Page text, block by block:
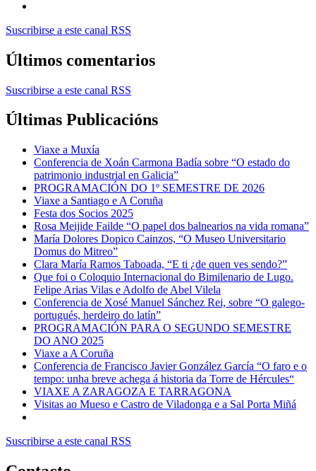
Suscribirse a este canal RSS
Últimos comentarios
Suscribirse a este canal RSS
Últimas Publicacións
Viaxe a Muxía
Conferencia de Xoán Carmona Badía sobre “O estado do
patrimonio industrial en Galicia”
PROGRAMACIÓN DO 1º SEMESTRE DE 2026
Viaxe a Santiago e A Coruña
Festa dos Socios 2025
Rosa Meijide Failde “O papel dos balnearios na vida romana”
María Dolores Dopico Cainzos, “O Museo Universitario
Domus do Mitreo”
Clara María Ramos Taboada, “E ti ¿de quen ves sendo?”
Que foi o Coloquio Internacional do Bimilenario de Lugo.
Felipe Arias Vilas e Adolfo de Abel Vilela
Conferencia de Xosé Manuel Sánchez Rei, sobre “O galego-
portugués, herdeiro do latín”
PROGRAMACIÓN PARA O SEGUNDO SEMESTRE
DO ANO 2025
Viaxe a A Coruña
Conferencia de Francisco Javier González García “O faro e o
tempo: unha breve achega á historia da Torre de Hércules“
VIAXE A ZARAGOZA E TARRAGONA
Visitas ao Mueso e Castro de Viladonga e a Sal Porta Miñá
Suscribirse a este canal RSS